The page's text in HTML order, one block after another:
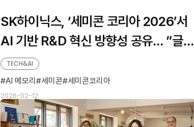
SK하이닉스, ‘세미콘 코리아 2026’서
AI 기반 R&D 혁신 방향성 공유… ”글로
벌 기술 리더십 재확인”
2026-02-12
TECH&AI
AI 메모리 세미콘 세미콘코리아